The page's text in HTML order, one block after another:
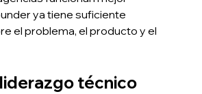
ya tiene suficiente
el problema, el producto y el
liderazgo técnico